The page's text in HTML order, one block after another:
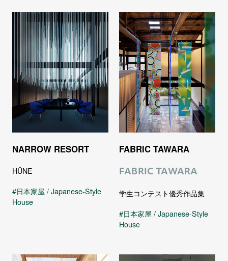
NARROW RESORT
HÜNE
日本家屋 / Japanese-Style
House
FABRIC TAWARA
FABRIC TAWARA
学生コンテスト優秀作品集
日本家屋 / Japanese-Style
House